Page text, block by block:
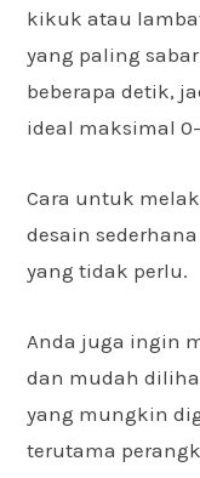
kikuk atau
yang paling
beberapa detik,
ideal maksimal
Cara untuk
desain
yang tidak perlu.
Anda juga ingin
dan mudah
yang mungkin
terutama